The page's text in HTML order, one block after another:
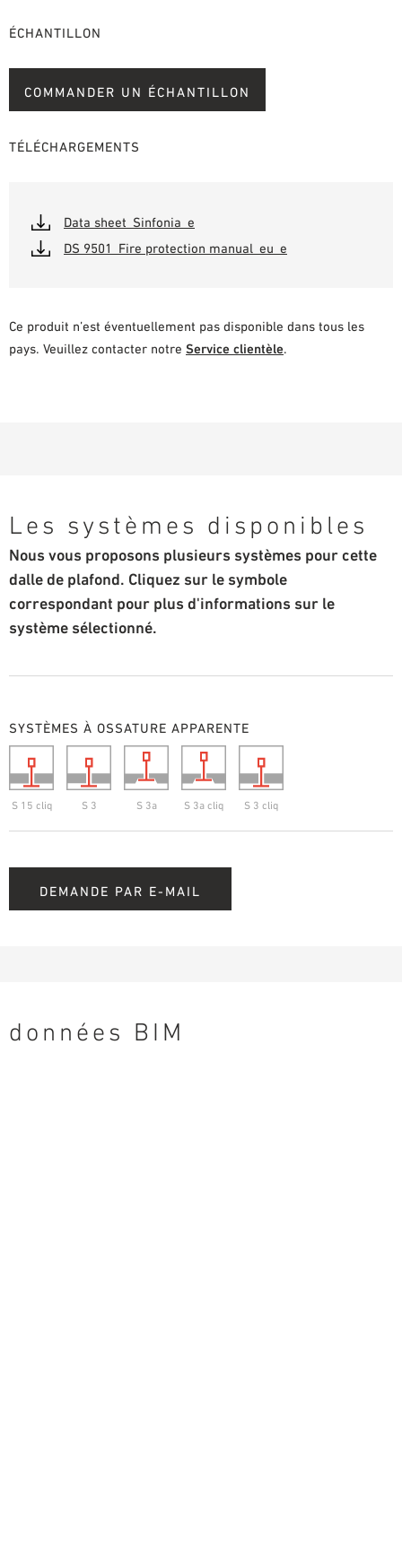
ÉCHANTILLON
COMMANDER UN ÉCHANTILLON
TÉLÉCHARGEMENTS
Data sheet_Sinfonia_e
DS 9501_Fire protection manual_eu_e
Ce produit n’est éventuellement pas disponible dans tous les
pays. Veuillez contacter notre Service clientèle.
Les systèmes disponibles
Nous vous proposons plusieurs systèmes pour cette
dalle de plafond. Cliquez sur le symbole
correspondant pour plus d'informations sur le
système sélectionné.
SYSTÈMES À OSSATURE APPARENTE
S 15 cliq S 3 S 3a S 3a cliq S 3 cliq
DEMANDE PAR E-MAIL
données BIM